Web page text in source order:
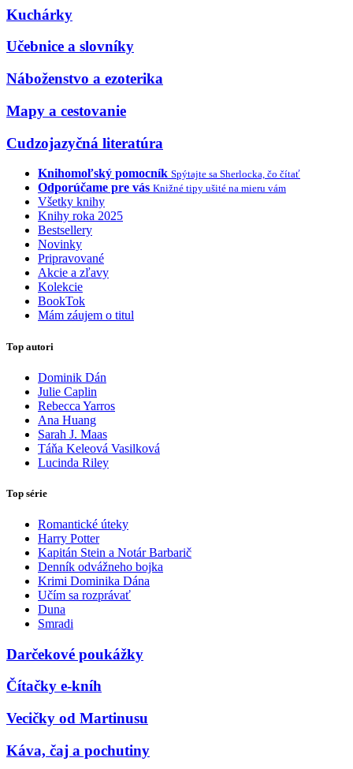
Kuchárky
Učebnice a slovníky
Náboženstvo a ezoterika
Mapy a cestovanie
Cudzojazyčná literatúra
Knihomoľský pomocník Spýtajte sa Sherlocka, čo čítať
Odporúčame pre vás Knižné tipy ušité na mieru vám
Všetky knihy
Knihy roka 2025
Bestsellery
Novinky
Pripravované
Akcie a zľavy
Kolekcie
BookTok
Mám záujem o titul
Top autori
Dominik Dán
Julie Caplin
Rebecca Yarros
Ana Huang
Sarah J. Maas
Táňa Keleová Vasilková
Lucinda Riley
Top série
Romantické úteky
Harry Potter
Kapitán Stein a Notár Barbarič
Denník odvážneho bojka
Krimi Dominika Dána
Učím sa rozprávať
Duna
Smradi
Darčekové poukážky
Čítačky e-kníh
Vecičky od Martinusu
Káva, čaj a pochutiny